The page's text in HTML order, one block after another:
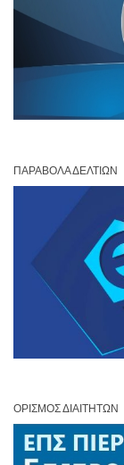
ΠΑΡΆΒΟΛΑ ΔΕΛΤΊΩΝ
ΟΡΙΣΜΌΣ ΔΙΑΙΤΗΤΏΝ